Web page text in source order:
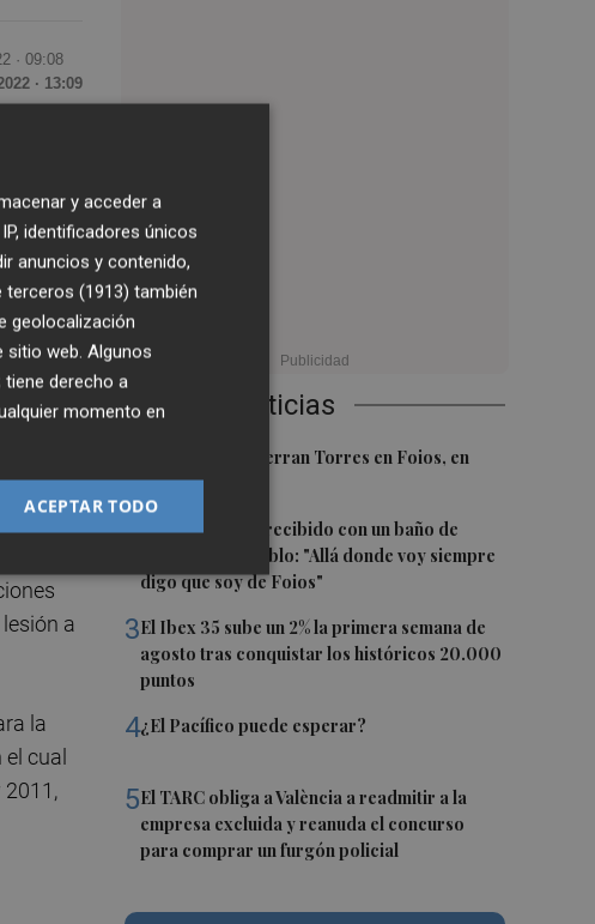
Últimas Noticias
El homenaje a Ferran Torres en Foios, en
imágenes
2Ferran Torres, recibido con un baño de
masas en su pueblo: "Allá donde voy siempre
digo que soy de Foios"
3El Ibex 35 sube un 2% la primera semana de
agosto tras conquistar los históricos 20.000
puntos
4¿El Pacífico puede esperar?
5El TARC obliga a València a readmitir a la
empresa excluida y reanuda el concurso
para comprar un furgón policial
· 09:08
· 13:09
de
juez
en
a
la
cual
2011,
y acceder a
identificadores únicos
anuncios y contenido,
terceros (1913) también
geolocalización
web. Algunos
derecho a
momento en
ACEPTAR TODO